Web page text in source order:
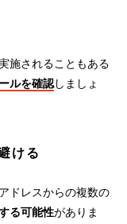
施されることもある
ルを確認しましょ
ける
ドレスからの複数の
る可能性がありま